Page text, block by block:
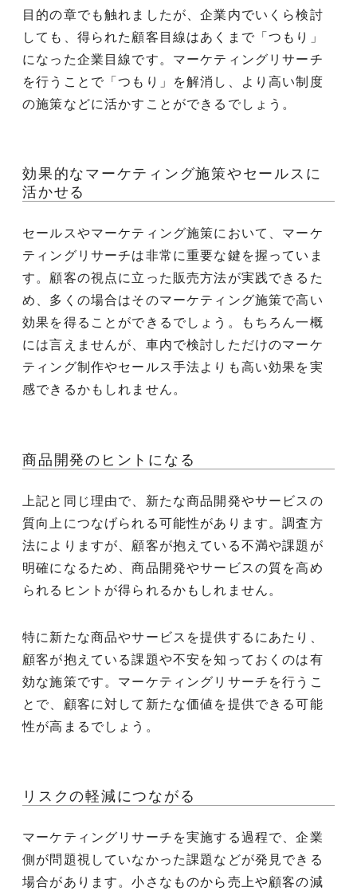
目的の章でも触れましたが、企業内でいくら検討
しても、得られた顧客目線はあくまで「つもり」
になった企業目線です。マーケティングリサーチ
を行うことで「つもり」を解消し、より高い制度
の施策などに活かすことができるでしょう。
効果的なマーケティング施策やセールスに
活かせる
セールスやマーケティング施策において、マーケ
ティングリサーチは非常に重要な鍵を握っていま
す。顧客の視点に立った販売方法が実践できるた
め、多くの場合はそのマーケティング施策で高い
効果を得ることができるでしょう。もちろん一概
には言えませんが、車内で検討しただけのマーケ
ティング制作やセールス手法よりも高い効果を実
感できるかもしれません。
商品開発のヒントになる
上記と同じ理由で、新たな商品開発やサービスの
質向上につなげられる可能性があります。調査方
法によりますが、顧客が抱えている不満や課題が
明確になるため、商品開発やサービスの質を高め
られるヒントが得られるかもしれません。
特に新たな商品やサービスを提供するにあたり、
顧客が抱えている課題や不安を知っておくのは有
効な施策です。マーケティングリサーチを行うこ
とで、顧客に対して新たな価値を提供できる可能
性が高まるでしょう。
リスクの軽減につながる
マーケティングリサーチを実施する過程で、企業
側が問題視していなかった課題などが発見できる
場合があります。小さなものから売上や顧客の減